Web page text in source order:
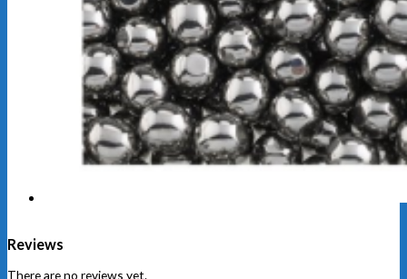
Reviews
There are no reviews yet.